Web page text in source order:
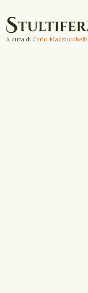
A cura di Carlo Mazzucchelli